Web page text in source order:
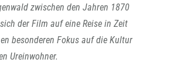
zwischen den Jahren 1870
der Film auf eine Reise in Zeit
besonderen Fokus auf die Kultur
Ureinwohner.